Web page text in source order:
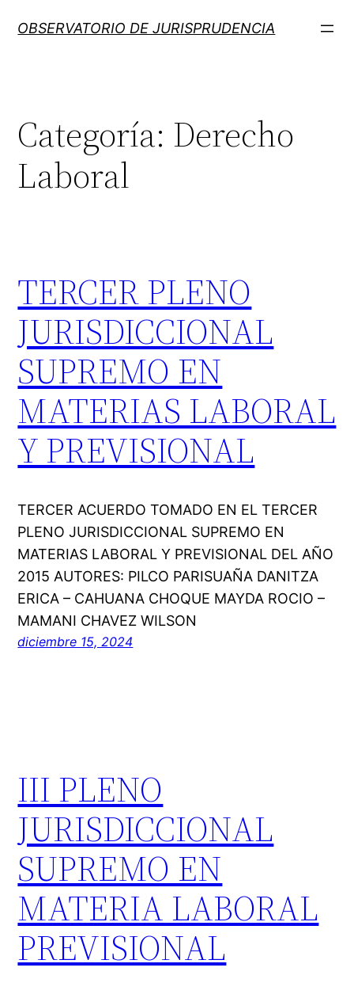
OBSERVATORIO DE JURISPRUDENCIA
Categoría: Derecho
Laboral
TERCER PLENO
JURISDICCIONAL
SUPREMO EN
MATERIAS LABORAL
Y PREVISIONAL
TERCER ACUERDO TOMADO EN EL TERCER
PLENO JURISDICCIONAL SUPREMO EN
MATERIAS LABORAL Y PREVISIONAL DEL AÑO
2015 AUTORES: PILCO PARISUAÑA DANITZA
ERICA – CAHUANA CHOQUE MAYDA ROCIO –
MAMANI CHAVEZ WILSON
diciembre 15, 2024
III PLENO
JURISDICCIONAL
SUPREMO EN
MATERIA LABORAL
PREVISIONAL